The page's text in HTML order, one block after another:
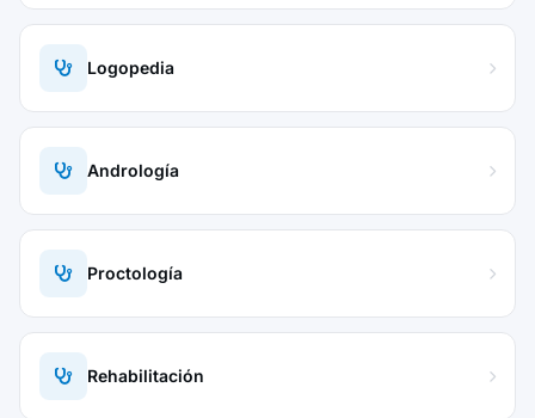
Logopedia
Andrología
Proctología
Rehabilitación